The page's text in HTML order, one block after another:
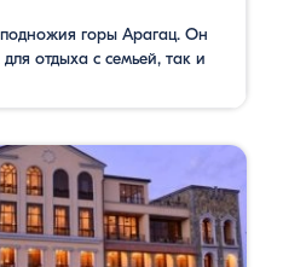
горы Арагац. Он
отдыха с семьей, так и
и корпоративных
с полотенцами,
а также имеется телевизор